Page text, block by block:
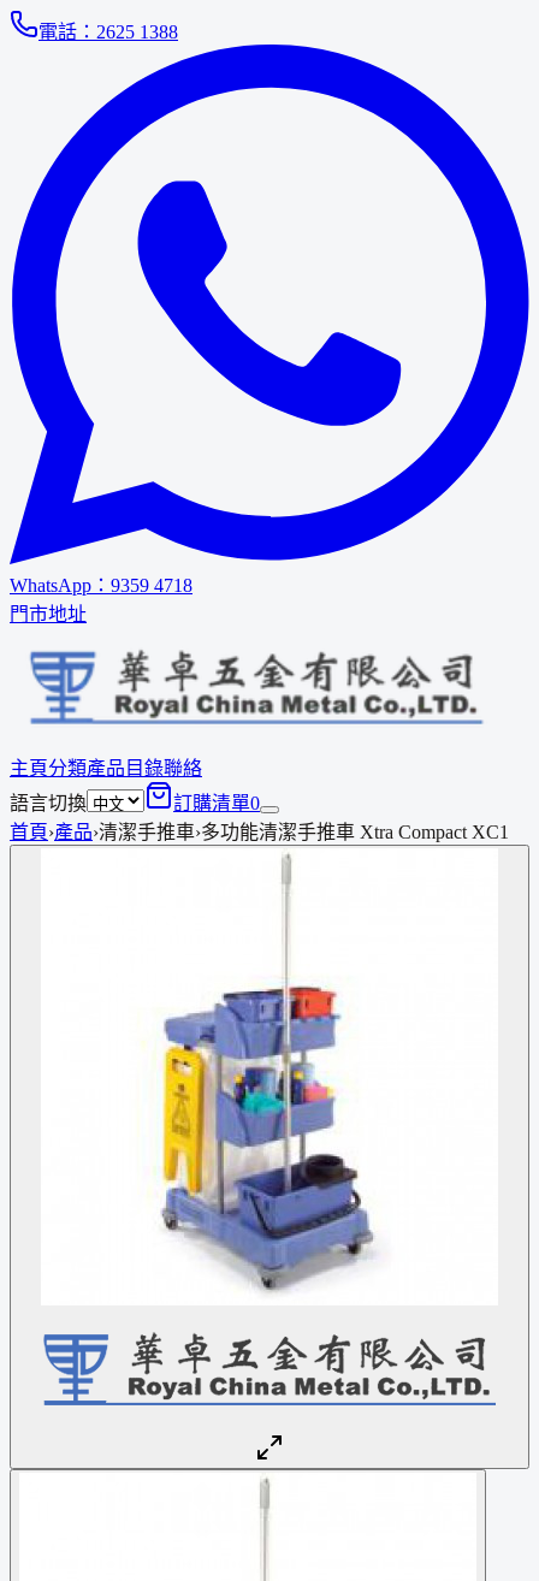
電話： 2625 1388
WhatsApp： 9359 4718
門市地址
主頁分類產品 目錄聯絡
語言切換
訂購清單0
首頁›產品›清潔手推車›多功能清潔手推車 Xtra Compact XC1